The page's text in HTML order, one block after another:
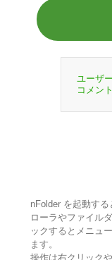
ユーザ
コメン
nFolder を起動す
ローラやファイル
ックするとメニュ
ます。
操作は右クリック